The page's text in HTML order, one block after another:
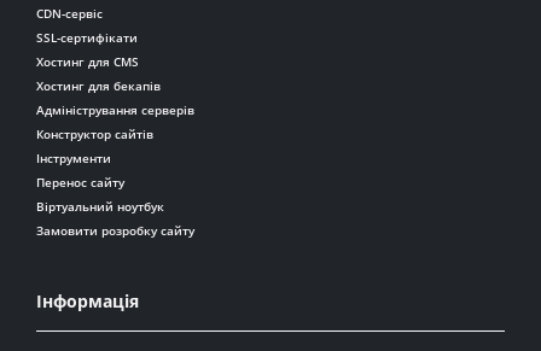
CDN-сервіс
SSL-сертифікати
Хостинг для CMS
Хостинг для бекапів
Адміністрування серверів
Конструктор сайтів
Інструменти
Перенос сайту
Віртуальний ноутбук
Замовити розробку сайту
Інформація